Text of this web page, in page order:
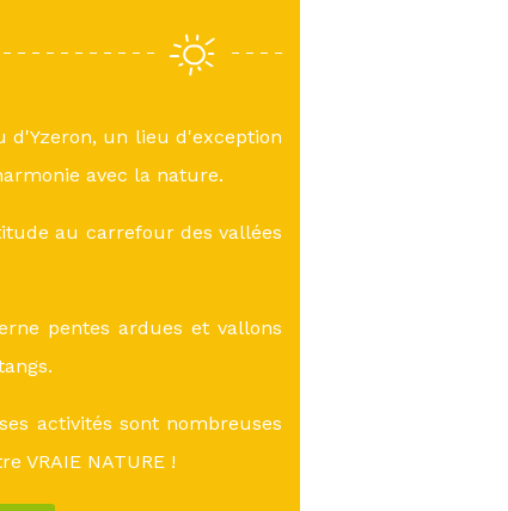
d'Yzeron, un lieu d'exception
avec la nature.
au carrefour des vallées
pentes ardues et vallons
activités sont nombreuses
VRAIE NATURE !